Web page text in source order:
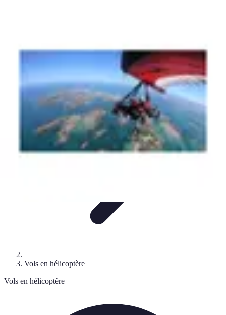
Aventures Aériennes
Vols en hélicoptère
Vols en hélicoptère